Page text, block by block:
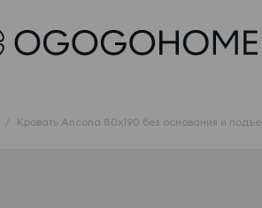
Кровать Ancona 80x190 без основания и